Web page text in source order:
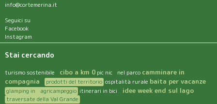
info@cortemerina.it
Seguici su
Facebook
Instagram
Stai cercando
turismo sostenibile cibo a km 0 pic nic nel parco camminare in
compagnia
prodotti del territorio ospitalità rurale baita per vacanze
glamping in agricampeggio itinerari in bici idee week end sul lago
traversate della Val Grande